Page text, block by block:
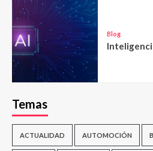
Blog
Temas
ACTUALIDAD AUTOMOCIÓN